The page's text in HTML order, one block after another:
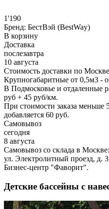
1'190
Бренд: БестВэй (BestWay)
В корзину
Доставка
послезавтра
10 августа
Стоимость доставки по
Крупногабаритные от 0,5м3 -
В Подмосковье и
руб + 45 руб/км.
При стоимости заказа меньше
добавляется 60 руб.
Самовывоз
сегодня
8 августа
Самовывоз со склада в Москве:
ул. Электролитный проезд, д.
Бизнес-центр "Фаворит".
Детские бассейны с